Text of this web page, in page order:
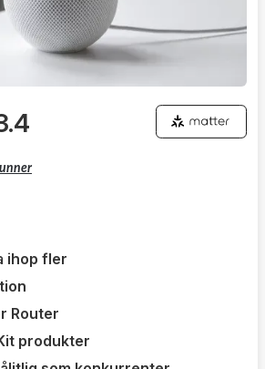
ihop fler
Router
produkter